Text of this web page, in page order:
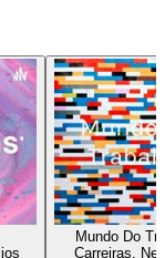
Mundo Do
Carreiras,